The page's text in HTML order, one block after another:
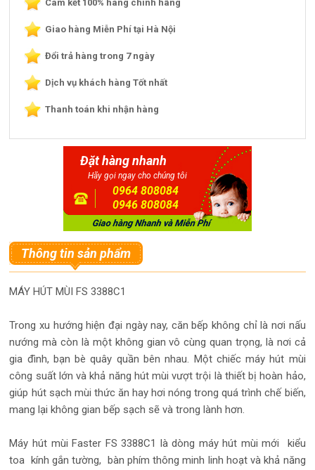
Cam kết 100% hàng chính hãng
Giao hàng Miễn Phí tại Hà Nội
Đổi trả hàng trong 7 ngày
Dịch vụ khách hàng Tốt nhất
Thanh toán khi nhận hàng
Đặt hàng nhanh
Hãy gọi ngay cho chúng tôi
0964 808084
0946 808084
Thông tin sản phẩm
MÁY HÚT MÙI FS 3388C1
Trong xu hướng hiện đại ngày nay, căn bếp không chỉ là nơi nấu
nướng mà còn là một không gian vô cùng quan trọng, là nơi cả
gia đình, bạn bè quây quần bên nhau. Một chiếc máy hút mùi
công suất lớn và khả năng hút mùi vượt trội là thiết bị hoàn hảo,
giúp hút sạch mùi thức ăn hay hơi nóng trong quá trình chế biến,
mang lại không gian bếp sạch sẽ và trong lành hơn.
Máy hút mùi Faster FS 3388C1 là dòng máy hút mùi mới kiểu
toa kính gắn tường, bàn phím thông minh linh hoạt và khả năng